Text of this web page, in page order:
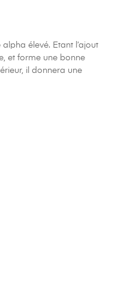
élevé. Etant l’ajout
et forme une bonne
il donnera une